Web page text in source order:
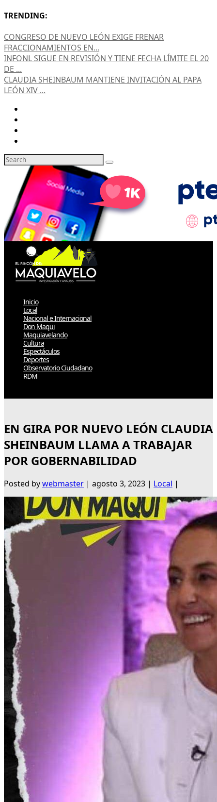
TRENDING:
CONGRESO DE NUEVO LEÓN EXIGE FRENAR
FRACCIONAMIENTOS EN...
INFONL SIGUE EN REVISIÓN Y TIENE FECHA LÍMITE EL 20
DE ...
CLAUDIA SHEINBAUM MANTIENE INVITACIÓN AL PAPA
LEÓN XIV ...
Inicio
Local
Nacional e Internacional
Don Maqui
Maquiavelando
Cultura
Espectáculos
Deportes
Observatorio Ciudadano
RDM
EN GIRA POR NUEVO LEÓN CLAUDIA
SHEINBAUM LLAMA A TRABAJAR
POR GOBERNABILIDAD
Posted bywebmaster | agosto 3, 2023 | Local |